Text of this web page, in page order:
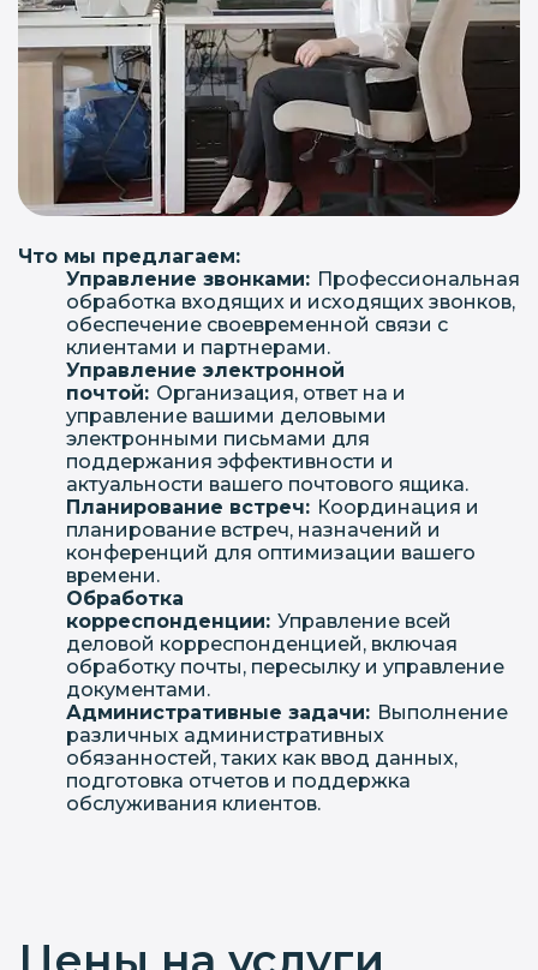
Что мы предлагаем:
Управление звонками: Профессиональная
обработка входящих и исходящих звонков,
обеспечение своевременной связи с
клиентами и партнерами.
Управление электронной
почтой: Организация, ответ на и
управление вашими деловыми
электронными письмами для
поддержания эффективности и
актуальности вашего почтового ящика.
Планирование встреч: Координация и
планирование встреч, назначений и
конференций для оптимизации вашего
времени.
Обработка
корреспонденции: Управление всей
деловой корреспонденцией, включая
обработку почты, пересылку и управление
документами.
Административные задачи: Выполнение
различных административных
обязанностей, таких как ввод данных,
подготовка отчетов и поддержка
обслуживания клиентов.